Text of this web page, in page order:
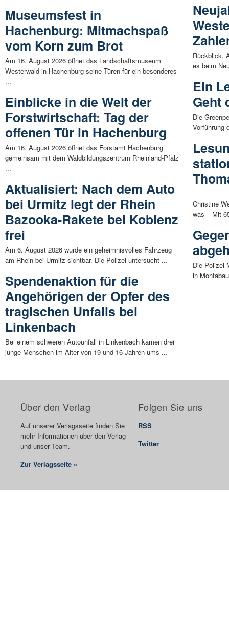
Museumsfest in
Hachenburg: Mitmachspaß
vom Korn zum Brot
Am 16. August 2026 öffnet das Landschaftsmuseum
Westerwald in Hachenburg seine Türen für ein besonderes
...
Einblicke in die Welt der
Forstwirtschaft: Tag der
offenen Tür in Hachenburg
Am 16. August 2026 öffnet das Forstamt Hachenburg
gemeinsam mit dem Waldbildungszentrum Rheinland-Pfalz
...
Aktualisiert: Nach dem Auto
bei Urmitz legt der Rhein
Bazooka-Rakete bei Koblenz
frei
Am 6. August 2026 wurde ein geheimnisvolles Fahrzeug
am Rhein bei Urmitz sichtbar. Die Polizei untersucht ...
Spendenaktion für die
Angehörigen der Opfer des
tragischen Unfalls bei
Linkenbach
Bei einem schweren Autounfall in Linkenbach kamen drei
junge Menschen im Alter von 19 und 16 Jahren ums ...
Rückblick,
es beim
Ein
Geht
Die
Vorführung
Christine
was – Mit
Die Polizei
in
Über den Verlag
Auf unserer Verlagsseite finden Sie
mehr Informationen über den Verlag
und unser Team.
Zur Verlagsseite »
Folgen Sie uns
RSS
Twitter